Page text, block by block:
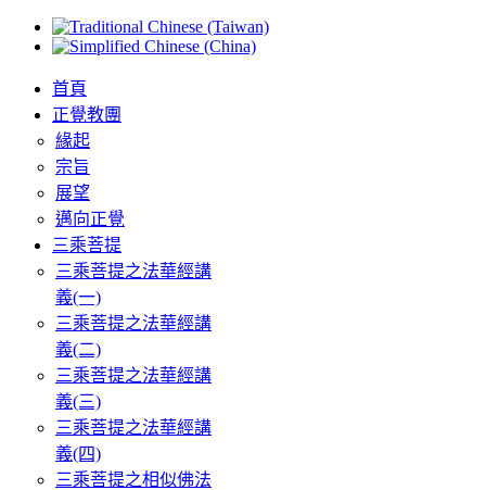
首頁
正覺教團
緣起
宗旨
展望
邁向正覺
三乘菩提
三乘菩提之法華經講
義(一)
三乘菩提之法華經講
義(二)
三乘菩提之法華經講
義(三)
三乘菩提之法華經講
義(四)
三乘菩提之相似佛法